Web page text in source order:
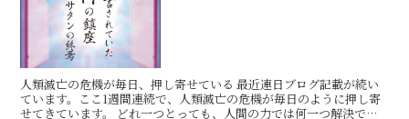
人類滅亡の危機が毎日、押し寄せている 最近連日ブログ記載が続い
ています。ここ1週間連続で、人類滅亡の危機が毎日のように押し寄
せてきています。 どれ一つとっても、人間の力では何一つ解決でき